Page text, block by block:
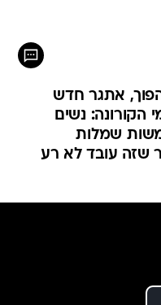
אתגר חדש
נשים
שמלות
שזה עובד לא רע